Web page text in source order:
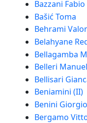
Bazzani Fabio
Bašić Toma
Behrami
Belahyane
Bellagamba
Belleri Manuel
Bellisari
Beniamini (II)
Benini Giorgio
Bergamo